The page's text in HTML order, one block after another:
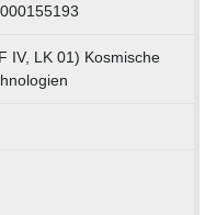
IV, LK 01) Kosmische